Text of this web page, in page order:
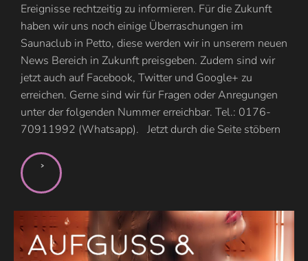
Ereignisse rechtzeitig zu informieren. Für die Zukunft
haben wir uns noch einige Überraschungen im
Saunaclub in Petto, diese werden wir in unserem neuen
News Bereich in Zukunft preisgeben. Zudem sind wir
jetzt auch auf Facebook, Twitter und Google+ zu
erreichen. Gerne sind wir für Fragen oder Anregungen
unter der folgenden Nummer erreichbar. Tel.: 0176-
70911992 (Whatsapp). Jetzt durch die Seite stöbern
>